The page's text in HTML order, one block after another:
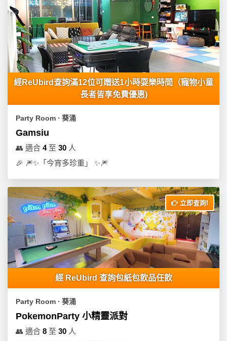
經ReUbird查詢滿12位可贈送1小時耍樂時間（寵物小童
長者皆享免費優惠)
Party Room ∙ 葵涌
Gamsiu
👥 適合 4至 30 人
🎉 🎆✨「今宵多珍重」 ✨🎆
立即查詢!
經 ReUbird 查詢包紙包飲品任飲
Party Room ∙ 葵涌
PokemonParty 小精靈派對
👥 適合 8 至 30 人